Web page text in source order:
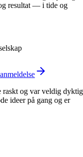
resultat — i tide og
raskt og var veldig
ideer på gang og er